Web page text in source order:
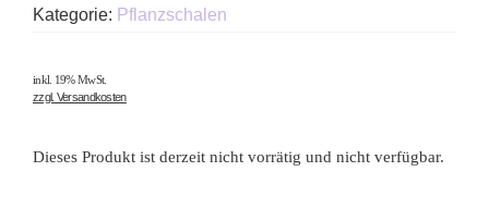
Kategorie: Pflanzschalen
inkl. 19% MwSt.
zzgl. Versandkosten
Dieses Produkt ist derzeit nicht vorrätig und nicht verfügbar.